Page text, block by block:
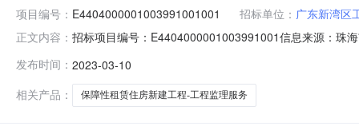
项目编号： E4404000001003991001001 招标单位： 广东新湾区
正文内容： 招标项目编号：E4404000001003991001信息来源：珠
E4404000001003991001001项目标段名称珠海高新区
发布时间： 2023-03-10
相关产品：
保障性租赁住房新建工程-工程监理服务